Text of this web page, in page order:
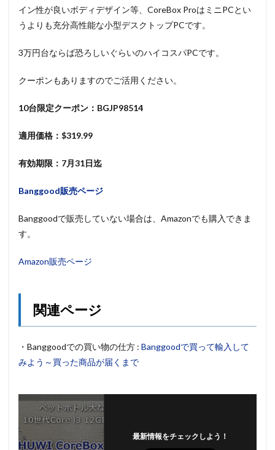
イン性が良いボディデザイン等、CoreBox ProはミニPCとい
うよりも充分高性能な小型デスクトップPCです。
3万円台ならば恐ろしいぐらいのハイコスパPCです。
クーポンもありますのでご活用ください。
10台限定クーポン：BGJP98514
適用価格：$319.99
有効期限：7月31日迄
Banggood販売ページ
Banggoodで販売していない場合は、Amazonでも購入できま
す。
Amazon販売ページ
関連ページ
・Banggoodでの買い物の仕方 : Banggoodで買って輸入して
みよう～買った商品が届くまで
最新情報をチェックしよう！